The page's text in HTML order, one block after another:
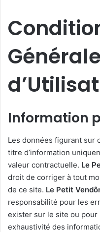
Information
Les données figurant sur
titre d’information
valeur contractuelle. Le
droit de corriger à tout
de ce site. Le Petit
responsabilité pour les
exister sur le site ou pour
exhaustivité des